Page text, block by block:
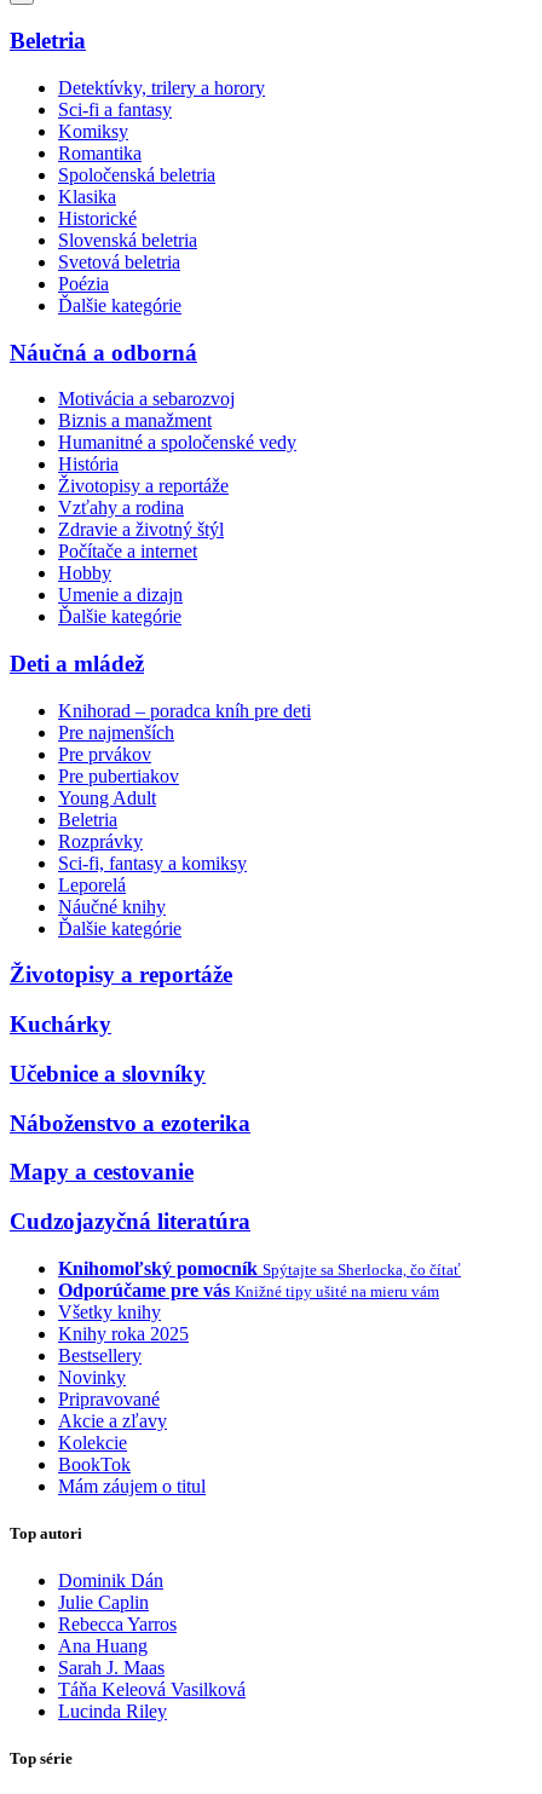
Beletria
Detektívky, trilery a horory
Sci-fi a fantasy
Komiksy
Romantika
Spoločenská beletria
Klasika
Historické
Slovenská beletria
Svetová beletria
Poézia
Ďalšie kategórie
Náučná a odborná
Motivácia a sebarozvoj
Biznis a manažment
Humanitné a spoločenské vedy
História
Životopisy a reportáže
Vzťahy a rodina
Zdravie a životný štýl
Počítače a internet
Hobby
Umenie a dizajn
Ďalšie kategórie
Deti a mládež
Knihorad – poradca kníh pre deti
Pre najmenších
Pre prvákov
Pre pubertiakov
Young Adult
Beletria
Rozprávky
Sci-fi, fantasy a komiksy
Leporelá
Náučné knihy
Ďalšie kategórie
Životopisy a reportáže
Kuchárky
Učebnice a slovníky
Náboženstvo a ezoterika
Mapy a cestovanie
Cudzojazyčná literatúra
Knihomoľský pomocník Spýtajte sa Sherlocka, čo čítať
Odporúčame pre vás Knižné tipy ušité na mieru vám
Všetky knihy
Knihy roka 2025
Bestsellery
Novinky
Pripravované
Akcie a zľavy
Kolekcie
BookTok
Mám záujem o titul
Top autori
Dominik Dán
Julie Caplin
Rebecca Yarros
Ana Huang
Sarah J. Maas
Táňa Keleová Vasilková
Lucinda Riley
Top série